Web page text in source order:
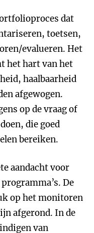
dat
toetsen,
evalueren. Het
het hart van het
haalbaarheid
afgewogen.
op de vraag of
die goed
bereiken.
aandacht voor
De
op het monitoren
afgerond. In de
van